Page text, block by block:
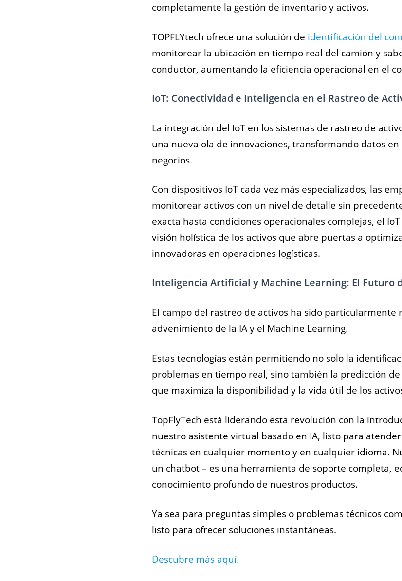
completamente la gestión de inventario y activos.
TOPFLYtech ofrece una solución de identificación del
monitorear la ubicación en tiempo real del camión y
conductor, aumentando la eficiencia operacional en el
IoT: Conectividad e Inteligencia en el Rastreo de
La integración del IoT en los sistemas de rastreo de
una nueva ola de innovaciones, transformando datos
negocios.
Con dispositivos IoT cada vez más especializados, las
monitorear activos con un nivel de detalle sin
exacta hasta condiciones operacionales complejas, el
visión holística de los activos que abre puertas a
innovadoras en operaciones logísticas.
Inteligencia Artificial y Machine Learning: El Futuro
El campo del rastreo de activos ha sido particularmente
advenimiento de la IA y el Machine Learning.
Estas tecnologías están permitiendo no solo la
problemas en tiempo real, sino también la predicción
que maximiza la disponibilidad y la vida útil de los
TopFlyTech está liderando esta revolución con la
nuestro asistente virtual basado en IA, listo para
técnicas en cualquier momento y en cualquier idioma.
un chatbot – es una herramienta de soporte completa,
conocimiento profundo de nuestros productos.
Ya sea para preguntas simples o problemas técnicos
listo para ofrecer soluciones instantáneas.
Descubre más aquí.